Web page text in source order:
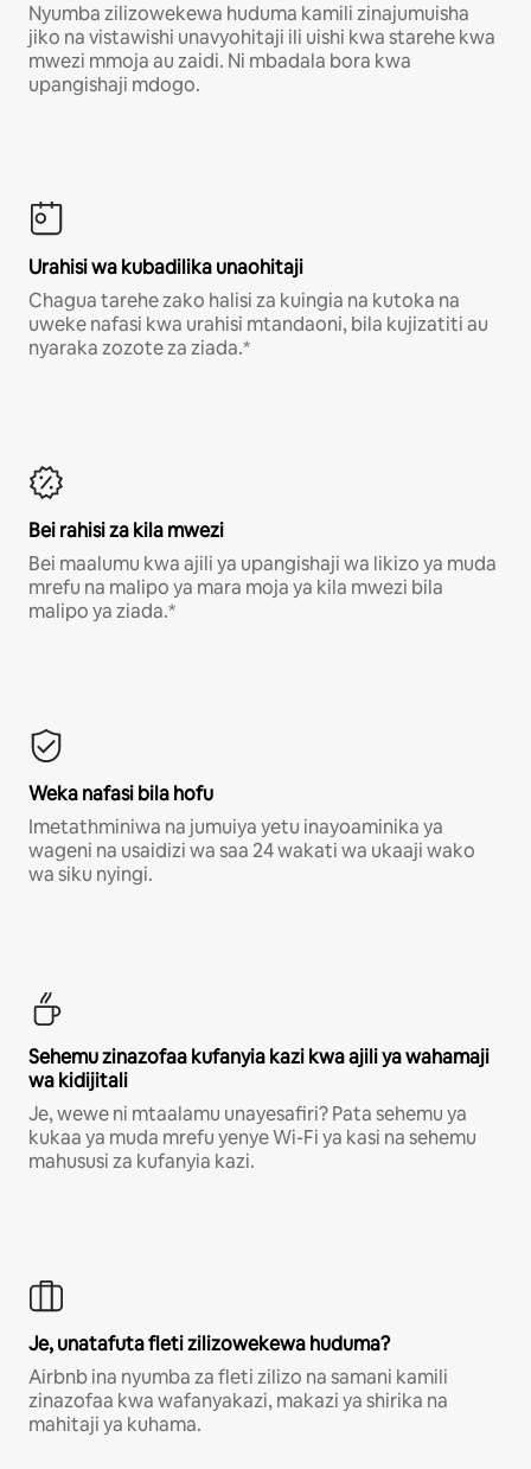
Nyumba zilizowekewa huduma kamili zinajumuisha
jiko na vistawishi unavyohitaji ili uishi kwa starehe kwa
mwezi mmoja au zaidi. Ni mbadala bora kwa
upangishaji mdogo.
Urahisi wa kubadilika unaohitaji
Chagua tarehe zako halisi za kuingia na kutoka na
uweke nafasi kwa urahisi mtandaoni, bila kujizatiti au
nyaraka zozote za ziada.*
Bei rahisi za kila mwezi
Bei maalumu kwa ajili ya upangishaji wa likizo ya muda
mrefu na malipo ya mara moja ya kila mwezi bila
malipo ya ziada.*
Weka nafasi bila hofu
Imetathminiwa na jumuiya yetu inayoaminika ya
wageni na usaidizi wa saa 24 wakati wa ukaaji wako
wa siku nyingi.
Sehemu zinazofaa kufanyia kazi kwa ajili ya wahamaji
wa kidijitali
Je, wewe ni mtaalamu unayesafiri? Pata sehemu ya
kukaa ya muda mrefu yenye Wi-Fi ya kasi na sehemu
mahususi za kufanyia kazi.
Je, unatafuta fleti zilizowekewa huduma?
Airbnb ina nyumba za fleti zilizo na samani kamili
zinazofaa kwa wafanyakazi, makazi ya shirika na
mahitaji ya kuhama.